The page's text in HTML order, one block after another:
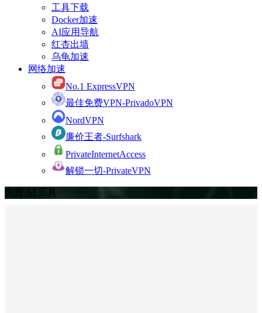
工具下载
Docker加速
AI应用导航
红杏出墙
乌龟加速
网络加速
No.1 ExpressVPN
最佳免费VPN-PrivadoVPN
NordVPN
廉价王者-Surfshark
PrivateInternetAccess
解锁一切-PrivateVPN
免费 AI 工具